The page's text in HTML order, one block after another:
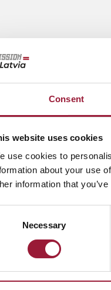
Consent
website uses cookies
use cookies to
about your use
information that
Necessary
開花シーズン
（ラトビア語で「ズ
）